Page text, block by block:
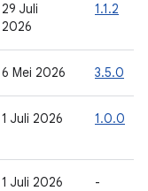
29 Juli
2026
1.1.2
6 Mei 2026 3.5.0
1 Juli 2026 1.0.0
1 Juli 2026 -